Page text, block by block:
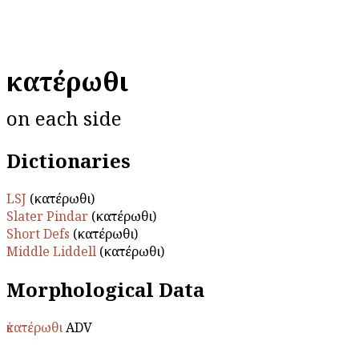
ἑκατέρωθι
on each side
Dictionaries
LSJ (ἑκατέρωθι)
Slater Pindar (ἑκατέρωθι)
Short Defs (ἑκατέρωθι)
Middle Liddell (ἑκατέρωθι)
Morphological Data
ἑκατέρωθιADV